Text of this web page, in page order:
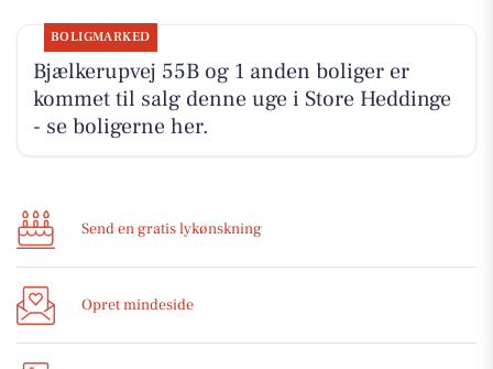
BOLIGMARKED
Bjælkerupvej 55B og 1 anden boliger er
kommet til salg denne uge i Store Heddinge
- se boligerne her.
Send en gratis lykønskning
Opret mindeside